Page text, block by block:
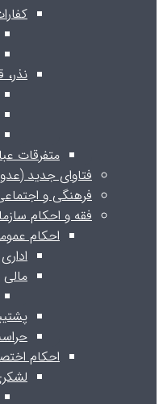
متفرقات
فتاوای جدید
فرهنگی و
فقه و احکام
احکام
اداری
مالی
احکام